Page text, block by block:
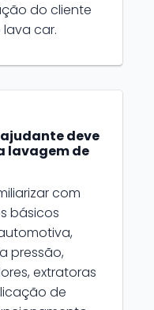
do cliente
car.
deve
lavagem de
com
básicos
pressão,
extratoras
de